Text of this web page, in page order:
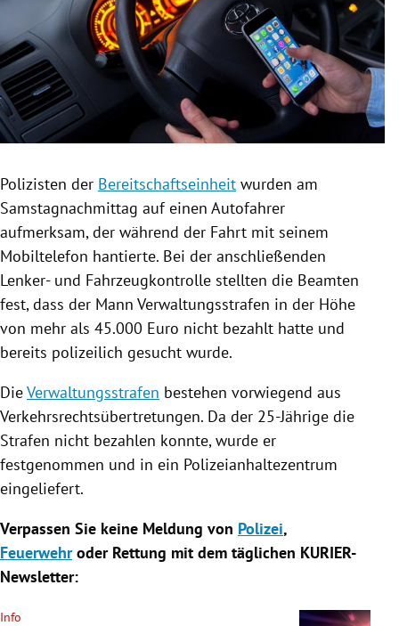
Untermenü
Untermenü
Untermenü
Untermenü
Untermenü
Polizisten der Bereitschaftseinheit wurden am
Samstagnachmittag auf einen Autofahrer
aufmerksam, der während der Fahrt mit seinem
Mobiltelefon hantierte. Bei der anschließenden
Lenker- und Fahrzeugkontrolle stellten die Beamten
fest, dass der Mann Verwaltungsstrafen in der Höhe
von mehr als 45.000 Euro nicht bezahlt hatte und
bereits polizeilich gesucht wurde.
DieVerwaltungsstrafen bestehen vorwiegend aus
Verkehrsrechtsübertretungen. Da der 25-Jährige die
Strafen nicht bezahlen konnte, wurde er
festgenommen und in ein Polizeianhaltezentrum
eingeliefert.
Verpassen Sie keine Meldung von Polizei,
Feuerwehroder Rettung mit dem täglichen KURIER-
Newsletter:
Info